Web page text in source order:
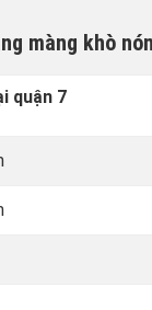
màng khò
quận 7